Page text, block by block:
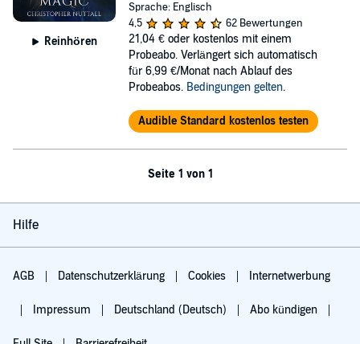
Reinhören
Sprache: Englisch
4,5
62 Bewertungen
21,04 € oder kostenlos mit einem
Probeabo. Verlängert sich automatisch
für 6,99 €/Monat nach Ablauf des
Probeabos. Bedingungen gelten.
Audible Standard kostenlos testen
Seite 1 von 1
Hilfe
AGB Datenschutzerklärung Cookies Internetwerbung
Impressum Deutschland (Deutsch) Abo kündigen